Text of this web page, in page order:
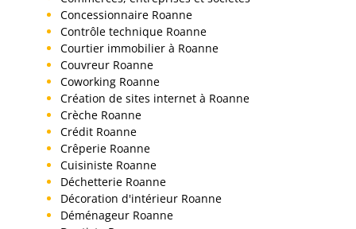
Concessionnaire Roanne
Contrôle technique Roanne
Courtier immobilier à Roanne
Couvreur Roanne
Coworking Roanne
Création de sites internet à Roanne
Crèche Roanne
Crédit Roanne
Crêperie Roanne
Cuisiniste Roanne
Déchetterie Roanne
Décoration d'intérieur Roanne
Déménageur Roanne